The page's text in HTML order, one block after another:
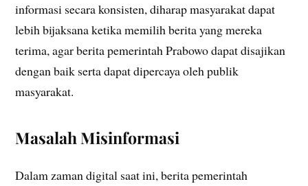
informasi secara konsisten, diharap masyarakat dapat
lebih bijaksana ketika memilih berita yang mereka
terima, agar berita pemerintah Prabowo dapat disajikan
dengan baik serta dapat dipercaya oleh publik
masyarakat.
Masalah Misinformasi
Dalam zaman digital saat ini, berita pemerintah